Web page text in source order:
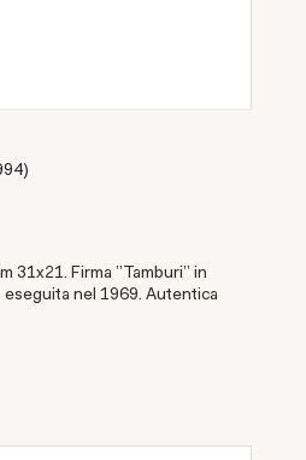
31x21. Firma "Tamburi" in
eseguita nel 1969. Autentica